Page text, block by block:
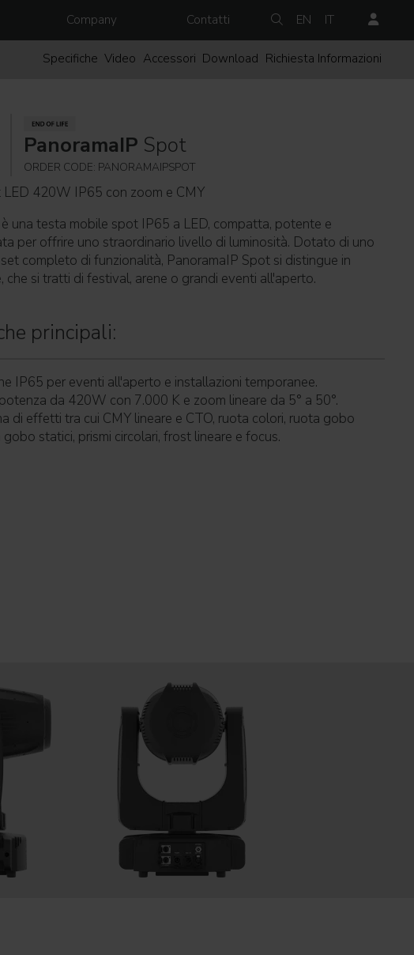
Company Contatti EN IT
Specifiche Video Accessori Download Richiesta Informazioni
PanoramaIP Spot
ORDER CODE: PANORAMAIPSPOT
420W IP65 con zoom e CMY
una testa mobile spot IP65 a LED, compatta, potente e
per offrire uno straordinario livello di luminosità. Dotato di uno
completo di funzionalità, PanoramaIP Spot si distingue in
che si tratti di festival, arene o grandi eventi all'aperto.
principali:
IP65 per eventi all'aperto e installazioni temporanee.
da 420W con 7.000 K e zoom lineare da 5° a 50°.
di effetti tra cui CMY lineare e CTO, ruota colori, ruota gobo
statici, prismi circolari, frost lineare e focus.